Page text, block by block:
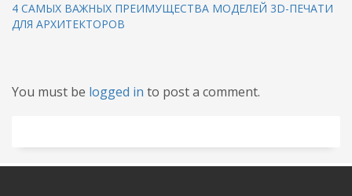
4 САМЫХ ВАЖНЫХ ПРЕИМУЩЕСТВА МОДЕЛЕЙ 3D-ПЕЧАТИ
ДЛЯ АРХИТЕКТОРОВ
You must be logged in to post a comment.